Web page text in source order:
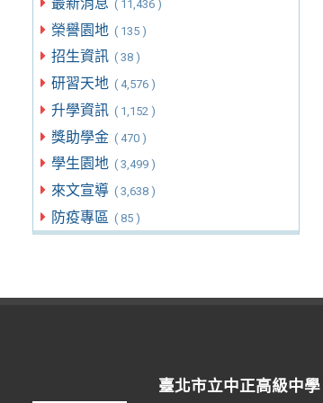
( 11,436 )
榮譽園地 ( 135 )
招生資訊 ( 38 )
研習天地 ( 4,576 )
升學資訊 ( 1,152 )
獎助學金 ( 470 )
學生園地 ( 3,499 )
來文宣導 ( 3,638 )
防疫專區 ( 85 )
臺北市立中正高級中學